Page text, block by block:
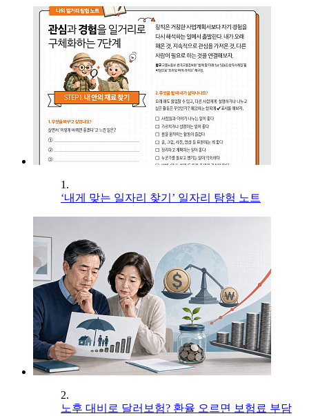
1.
‘내게 맞는 일자리 찾기’ 일자리 탐험 노트
2.
노후 대비로 달러보험? 환율 오르면 보험료 부담